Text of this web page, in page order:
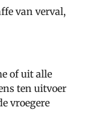
van verval,
of uit alle
ten uitvoer
vroegere